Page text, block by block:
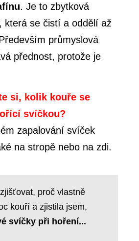
. Je to zbytková
která se čistí a oddělí až
průmyslová
přednost, protože je
si, kolik kouře se
svíčkou?
zapalování svíček
na stropě nebo na zdi.
proč vlastně
kouří a zjistila jsem,
svíčky při hoření...